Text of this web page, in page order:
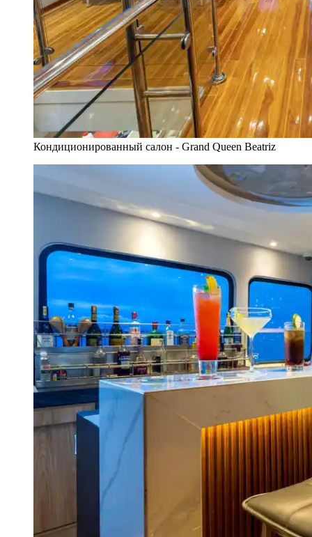
Кондиционированный салон - Grand Queen Beatriz